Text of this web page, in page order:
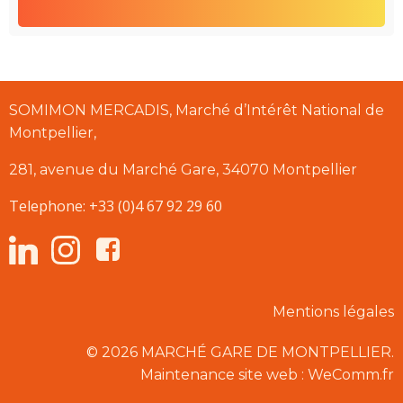
SOMIMON MERCADIS, Marché d’Intérêt National de
Montpellier,
281, avenue du Marché Gare, 34070 Montpellier
Telephone: +33 (0)4 67 92 29 60
Mentions légales
© 2026 MARCHÉ GARE DE MONTPELLIER.
Maintenance site web : WeComm.fr